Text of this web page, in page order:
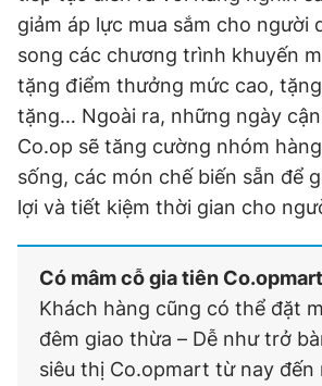
giảm áp lực mua sắm cho người
song các chương trình khuyến
tặng điểm thưởng mức cao,
tặng… Ngoài ra, những ngày
Co.op sẽ tăng cường nhóm
sống, các món chế biến sẵn để
lợi và tiết kiệm thời gian cho
Có mâm cỗ gia tiên Co.opmart
Khách hàng cũng có thể đặt
đêm giao thừa – Dễ như trở
siêu thị Co.opmart từ nay đến